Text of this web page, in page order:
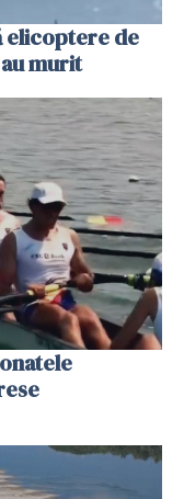
elicoptere de
murit